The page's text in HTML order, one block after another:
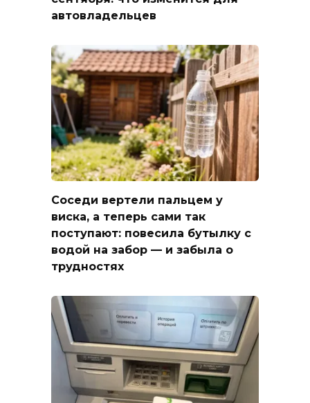
автовладельцев
Соседи вертели пальцем у
виска, а теперь сами так
поступают: повесила бутылку с
водой на забор — и забыла о
трудностях